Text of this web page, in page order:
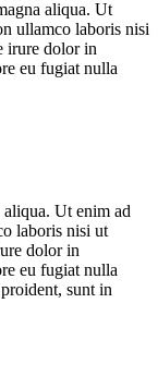
aliqua. Ut
ullamco laboris nisi
irure dolor in
eu fugiat nulla
Ut enim ad
laboris nisi ut
dolor in
eu fugiat nulla
sunt in